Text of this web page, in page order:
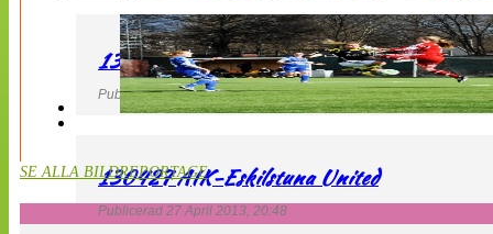
130427 LdB FC Malmö – Mallbackens IF
Publicerad 27 April 2013, 20:54
130427 AIK-Eskilstuna United
Publicerad 27 April 2013, 20:48
SE ALLA BILDREPORTAGE